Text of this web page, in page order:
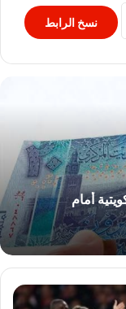
نسخ الرابط
أمام